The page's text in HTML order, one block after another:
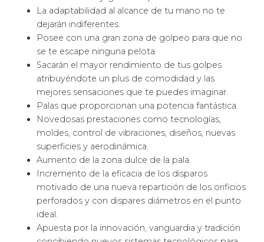
La adaptabilidad al alcance de tu mano no te
dejarán indiferentes.
Posee con una gran zona de golpeo para que no
se te escape ninguna pelota.
Sacarán el mayor rendimiento de tus golpes
atribuyéndote un plus de comodidad y las
mejores sensaciones que te puedes imaginar.
Palas que proporcionan una potencia fantástica.
Novedosas prestaciones como tecnologías,
moldes, control de vibraciones, diseños, nuevas
superficies y aerodinámica.
Aumento de la zona dulce de la pala.
Incremento de la eficacia de los disparos
motivado de una nueva repartición de los orificios
perforados y con dispares diámetros en el punto
ideal.
Apuesta por la innovación, vanguardia y tradición